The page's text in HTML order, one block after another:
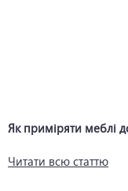
Як приміряти меблі
Читати всю статтю